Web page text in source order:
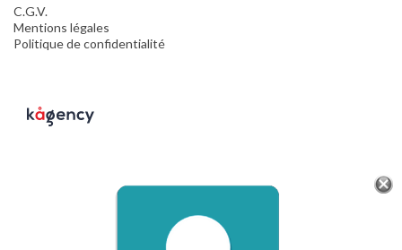
C.G.V.
Mentions légales
Politique de confidentialité